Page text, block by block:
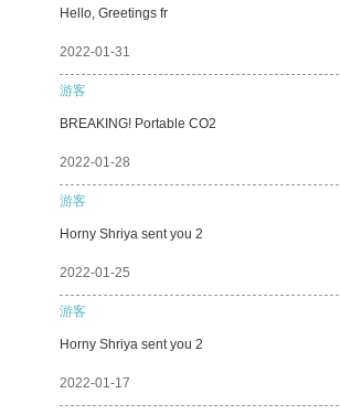
Hello, Greetings fr
2022-01-31
游客
BREAKING! Portable CO2
2022-01-28
游客
Horny Shriya sent you 2
2022-01-25
游客
Horny Shriya sent you 2
2022-01-17